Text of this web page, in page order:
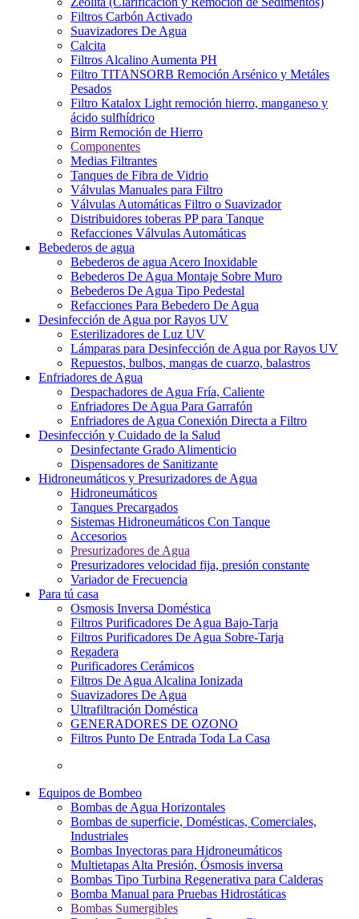
Filtros Carbón Activado
Suavizadores De Agua
Calcita
Filtros Alcalino Aumenta PH
Filtro TITANSORB Remoción Arsénico y Metáles
Pesados
Filtro Katalox Light remoción hierro, manganeso y
ácido sulfhídrico
Birm Remoción de Hierro
Componentes
Medias Filtrantes
Tanques de Fibra de Vidrio
Válvulas Manuales para Filtro
Válvulas Automáticas Filtro o Suavizador
Distribuidores toberas PP para Tanque
Refacciones Válvulas Automáticas
Bebederos de agua
Bebederos de agua Acero Inoxidable
Bebederos De Agua Montaje Sobre Muro
Bebederos De Agua Tipo Pedestal
Refacciones Para Bebedero De Agua
Desinfección de Agua por Rayos UV
Esterilizadores de Luz UV
Lámparas para Desinfección de Agua por Rayos UV
Repuestos, bulbos, mangas de cuarzo, balastros
Enfriadores de Agua
Despachadores de Agua Fría, Caliente
Enfriadores De Agua Para Garrafón
Enfriadores de Agua Conexión Directa a Filtro
Desinfección y Cuidado de la Salud
Desinfectante Grado Alimenticio
Dispensadores de Sanitizante
Hidroneumáticos y Presurizadores de Agua
Hidroneumáticos
Tanques Precargados
Sistemas Hidroneumáticos Con Tanque
Accesorios
Presurizadores de Agua
Presurizadores velocidad fija, presión constante
Variador de Frecuencia
Para tú casa
Osmosis Inversa Doméstica
Filtros Purificadores De Agua Bajo-Tarja
Filtros Purificadores De Agua Sobre-Tarja
Regadera
Purificadores Cerámicos
Filtros De Agua Alcalina Ionizada
Suavizadores De Agua
Ultrafiltración Doméstica
GENERADORES DE OZONO
Filtros Punto De Entrada Toda La Casa
Equipos de Bombeo
Bombas de Agua Horizontales
Bombas de superficie, Domésticas, Comerciales,
Industriales
Bombas Inyectoras para Hidroneumáticos
Multietapas Alta Presión, Ósmosis inversa
Bombas Tipo Turbina Regenerativa para Calderas
Bomba Manual para Pruebas Hidrostáticas
Bombas Sumergibles